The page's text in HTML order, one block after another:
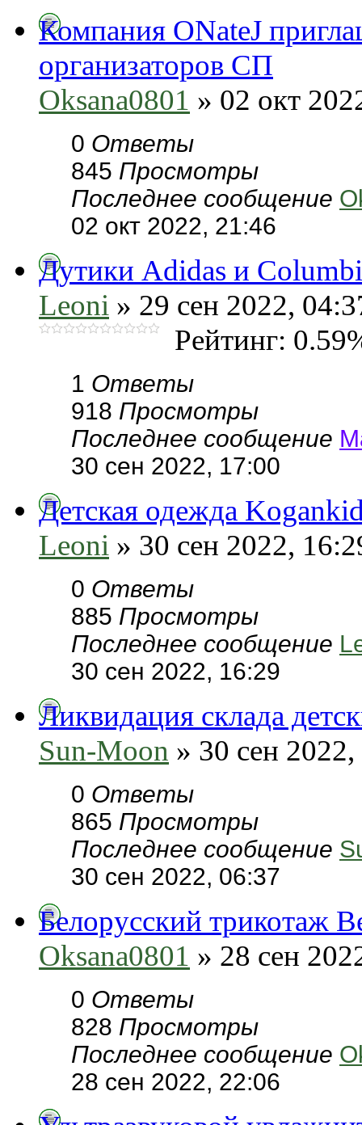
Компания ONateJ
организаторов СП
Oksana0801 » 02 окт
0 Ответы
845 Просмотры
Последнее сообщение
02 окт 2022, 21:46
Дутики Adidas и
Leoni » 29 сен 2022,
Рейтинг:
1 Ответы
918 Просмотры
Последнее сообщение
30 сен 2022, 17:00
Детская одежда
Leoni » 30 сен 2022,
0 Ответы
885 Просмотры
Последнее сообщение
30 сен 2022, 16:29
Ликвидация склада
Sun-Moon » 30 сен
0 Ответы
865 Просмотры
Последнее сообщение
30 сен 2022, 06:37
Белорусский трикотаж
Oksana0801 » 28 сен
0 Ответы
828 Просмотры
Последнее сообщение
28 сен 2022, 22:06